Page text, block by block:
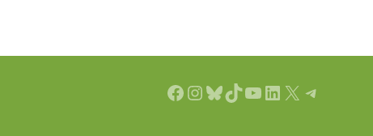
Facebook
Instagram
Bluesky
TikTok
YouTube
LinkedIn
X Telegram